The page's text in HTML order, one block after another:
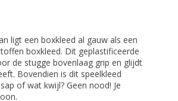
ligt een boxkleed al gauw als een
boxkleed. Dit geplastificeerde
de stugge bovenlaag grip en glijdt
Bovendien is dit speelkleed
of wat kwijl? Geen nood! Je